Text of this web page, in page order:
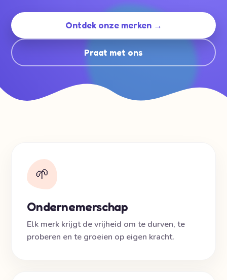
Ontdek onze merken →
Praat met ons
🌱
Ondernemerschap
Elk merk krijgt de vrijheid om te durven, te
proberen en te groeien op eigen kracht.